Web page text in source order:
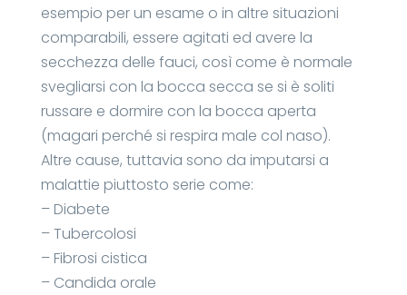
esempio per un esame o in altre situazioni
comparabili, essere agitati ed avere la
secchezza delle fauci, così come è normale
svegliarsi con la bocca secca se si è soliti
russare e dormire con la bocca aperta
(magari perché si respira male col naso).
Altre cause, tuttavia sono da imputarsi a
malattie piuttosto serie come:
– Diabete
– Tubercolosi
– Fibrosi cistica
– Candida orale